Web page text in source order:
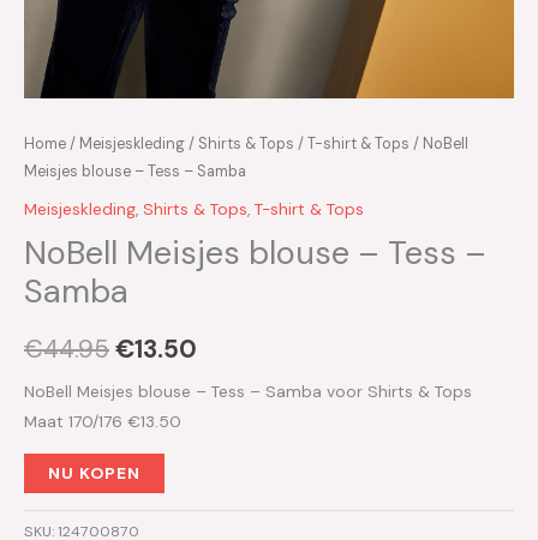
Home/ Meisjeskleding/ Shirts & Tops /T-shirt & Tops / NoBell
Meisjes blouse – Tess – Samba
Meisjeskleding, Shirts & Tops, T-shirt & Tops
NoBell Meisjes blouse – Tess –
Samba
€44.95€13.50
NoBell Meisjes blouse – Tess – Samba voor Shirts & Tops
Maat 170/176 €13.50
NU KOPEN
SKU:124700870